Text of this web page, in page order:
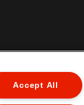
Accept All